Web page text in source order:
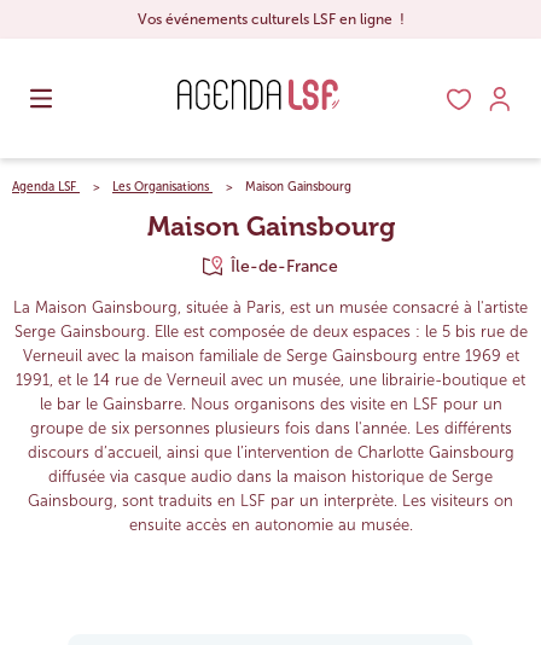
Vos événements culturels LSF en ligne !
Agenda LSF Les Organisations Maison Gainsbourg
Maison Gainsbourg
Île-de-France
La Maison Gainsbourg, située à Paris, est un musée consacré à l'artiste
Serge Gainsbourg. Elle est composée de deux espaces : le 5 bis rue de
Verneuil avec la maison familiale de Serge Gainsbourg entre 1969 et
1991, et le 14 rue de Verneuil avec un musée, une librairie-boutique et
le bar le Gainsbarre. Nous organisons des visite en LSF pour un
groupe de six personnes plusieurs fois dans l'année. Les différents
discours d’accueil, ainsi que l’intervention de Charlotte Gainsbourg
diffusée via casque audio dans la maison historique de Serge
Gainsbourg, sont traduits en LSF par un interprète. Les visiteurs on
ensuite accès en autonomie au musée.